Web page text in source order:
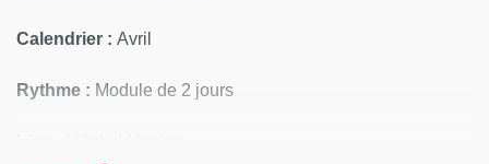
Calendrier : Avril
Rythme : Module de 2 jours